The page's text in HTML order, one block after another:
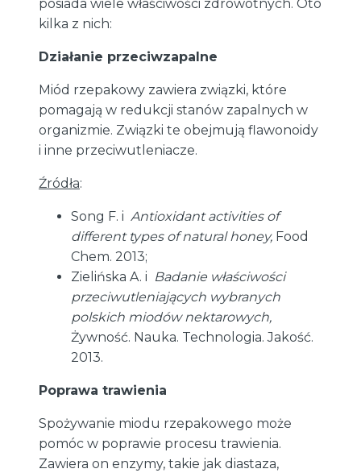
posiada wiele właściwości zdrowotnych. Oto
kilka z nich:
Działanie przeciwzapalne
Miód rzepakowy zawiera związki, które
pomagają w redukcji stanów zapalnych w
organizmie. Związki te obejmują flawonoidy
i inne przeciwutleniacze.
Źródła:
Song F. i Antioxidant activities of
different types of natural honey, Food
Chem. 2013;
Zielińska A. i Badanie właściwości
przeciwutleniających wybranych
polskich miodów nektarowych,
Żywność. Nauka. Technologia. Jakość.
2013.
Poprawa trawienia
Spożywanie miodu rzepakowego może
pomóc w poprawie procesu trawienia.
Zawiera on enzymy, takie jak diastaza,